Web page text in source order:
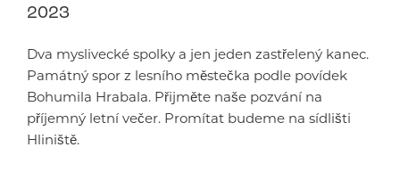
2023
Dva myslivecké spolky a jen jeden zastřelený kanec.
Památný spor z lesního městečka podle povídek
Bohumila Hrabala. Přijměte naše pozvání na
příjemný letní večer. Promítat budeme na sídlišti
Hliniště.